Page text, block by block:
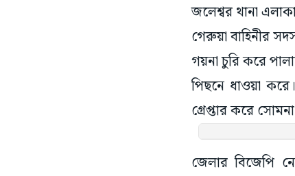
জলেশ্বর থানা
গেরুয়া বাহিনীর
গয়না চুরি করে
পিছনে ধাওয়া
গ্রেপ্তার করে
জেলার বিজেপি